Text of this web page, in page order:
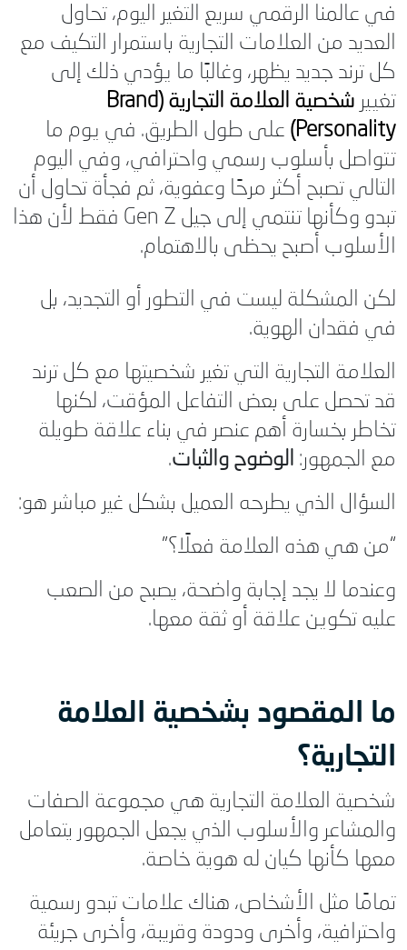
في عالمنا الرقمي سريع التغير اليوم، تحاول
العديد من العلامات التجارية باستمرار التكيف مع
كل ترند جديد يظهر، وغالبًا ما يؤدي ذلك إلى
تغيير
شخصية العلامة التجارية (Brand
Personality) على طول الطريق. في يوم ما
تتواصل بأسلوب رسمي واحترافي، وفي اليوم
التالي تصبح أكثر مرحًا وعفوية، ثم فجأة تحاول أن
تبدو وكأنها تنتمي إلى جيل Gen Z فقط لأن هذا
الأسلوب أصبح يحظى بالاهتمام.
لكن المشكلة ليست في التطور أو التجديد، بل
في فقدان الهوية.
العلامة التجارية التي تغير شخصيتها مع كل ترند
قد تحصل على بعض التفاعل المؤقت، لكنها
تخاطر بخسارة أهم عنصر في بناء علاقة طويلة
مع الجمهور: الوضوح والثبات.
السؤال الذي يطرحه العميل بشكل غير مباشر هو:
“من هي هذه العلامة فعلًا؟”
وعندما لا يجد إجابة واضحة، يصبح من الصعب
عليه تكوين علاقة أو ثقة معها.
ما المقصود بشخصية العلامة
التجارية؟
شخصية العلامة التجارية هي مجموعة الصفات
والمشاعر والأسلوب الذي يجعل الجمهور يتعامل
معها كأنها كيان له هوية خاصة.
تمامًا مثل الأشخاص، هناك علامات تبدو رسمية
واحترافية، وأخرى ودودة وقريبة، وأخرى جريئة